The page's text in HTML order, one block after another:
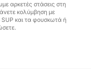
για να προσφέρει
αρκετές στάσεις
ομορφιάς της
σας ανάγκη θα
μπουκάλι
αρκετές στάσεις στη
κολύμβηση με
SUP και τα φουσκωτά ή